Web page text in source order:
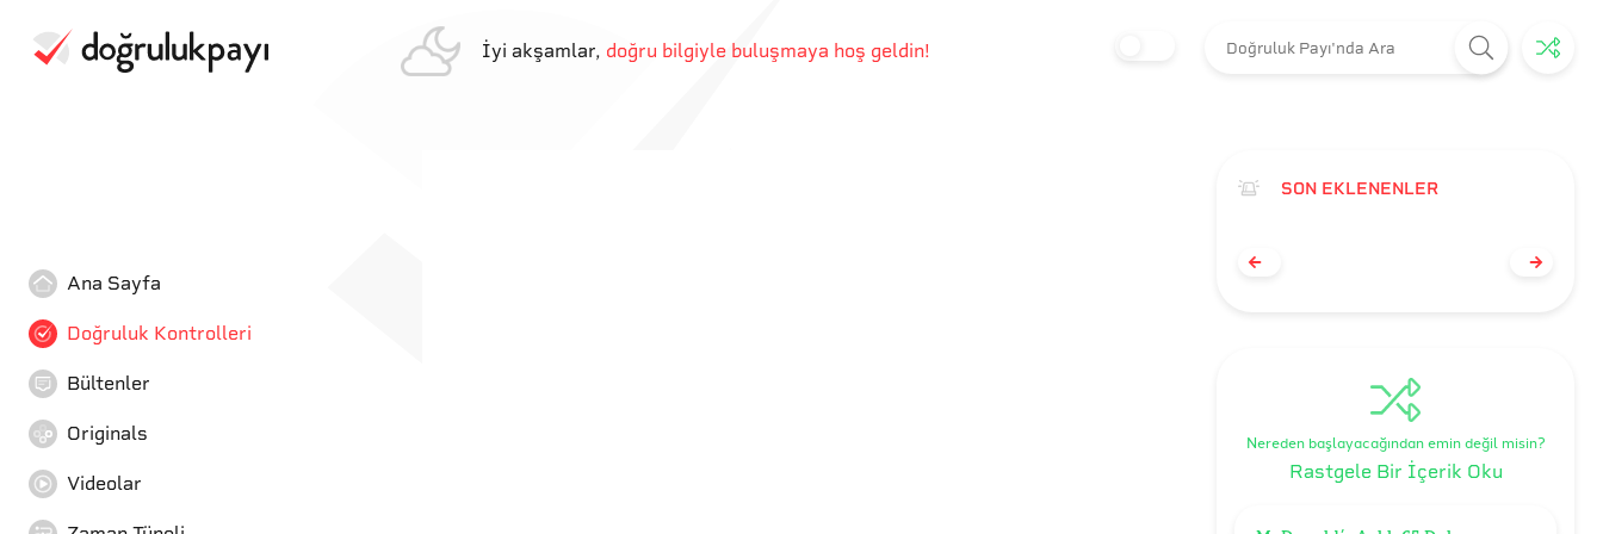
İyi akşamlar, doğru bilgiyle buluşmaya hoş geldin!
Ana Sayfa
Doğruluk Kontrolleri
Bültenler
Originals
Videolar
SON EKLENENLER
Nereden başlayacağından emin değil misin?
Rastgele Bir İçerik Oku